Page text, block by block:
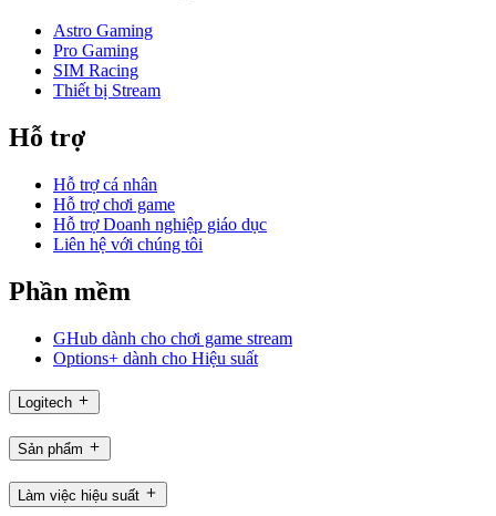
Astro Gaming
Pro Gaming
SIM Racing
Thiết bị Stream
Hỗ trợ
Hỗ trợ cá nhân
Hỗ trợ chơi game
Hỗ trợ Doanh nghiệp giáo dục
Liên hệ với chúng tôi
Phần mềm
GHub dành cho chơi game stream
Options+ dành cho Hiệu suất
Logitech
Sản phẩm
Làm việc hiệu suất